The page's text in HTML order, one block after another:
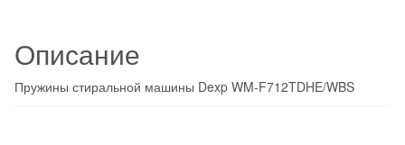
Описание
Пружины стиральной машины Dexp WM-F712TDHE/WBS